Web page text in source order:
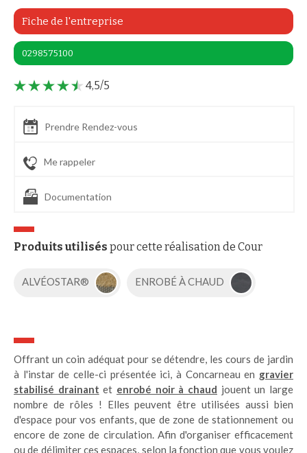
Fiche de l'entreprise
0298575100
4,5/5
Prendre Rendez-vous
Me rappeler
Documentation
Produits utilisés pour cette réalisation de Cour
ALVÉOSTAR® ENROBÉ À CHAUD
Offrant un coin adéquat pour se détendre, les cours de jardin
à l'instar de celle-ci présentée ici, à Concarneau en gravier
stabilisé drainant et enrobé noir à chaud jouent un large
nombre de rôles ! Elles peuvent être utilisées aussi bien
d'espace pour vos enfants, que de zone de stationnement ou
encore de zone de circulation. Afin d'organiser efficacement
ou de délimiter ces espaces, selon la fonction que vous voulez